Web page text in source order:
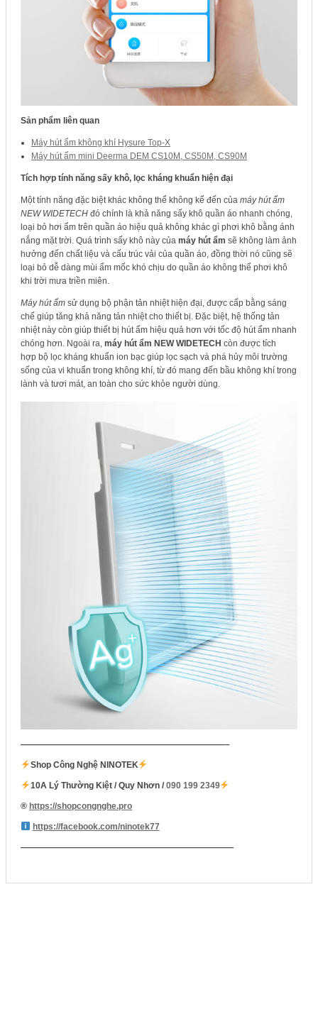
Sản phẩm liên quan
Máy hút ẩm không khí Hysure Top-X
Máy hút ẩm mini Deerma DEM CS10M, CS50M, CS90M
Tích hợp tính năng sấy khô, lọc kháng khuẩn hiện đại
Một tính năng đặc biệt khác không thể không kể đến của máy hút ẩm
NEW WIDETECH đó chính là khả năng sấy khô quần áo nhanh chóng,
loại bỏ hơi ẩm trên quần áo hiệu quả không khác gì phơi khô bằng ánh
nắng mặt trời. Quá trình sấy khô này của máy hút ẩm sẽ không làm ảnh
hưởng đến chất liệu và cấu trúc vải của quần áo, đồng thời nó cũng sẽ
loại bỏ dễ dàng mùi ẩm mốc khó chịu do quần áo không thể phơi khô
khi trời mưa triền miên.
Máy hút ẩm sử dụng bộ phận tản nhiệt hiện đại, được cấp bằng sáng
chế giúp tăng khả năng tản nhiệt cho thiết bị. Đặc biệt, hệ thống tản
nhiệt này còn giúp thiết bị hút ẩm hiệu quả hơn với tốc độ hút ẩm nhanh
chóng hơn. Ngoài ra, máy hút ẩm NEW WIDETECH còn được tích
hợp bộ lọc kháng khuẩn ion bạc giúp lọc sạch và phá hủy môi trường
sống của vi khuẩn trong không khí, từ đó mang đến bầu không khí trong
lành và tươi mát, an toàn cho sức khỏe người dùng.
————————————————————————–
Shop Công Nghệ NINOTEK
10A Lý Thường Kiệt / Quy Nhơn / 090 199 2349
®️ https://shopcongnghe.pro
https://facebook.com/ninotek77
—————————————————————————